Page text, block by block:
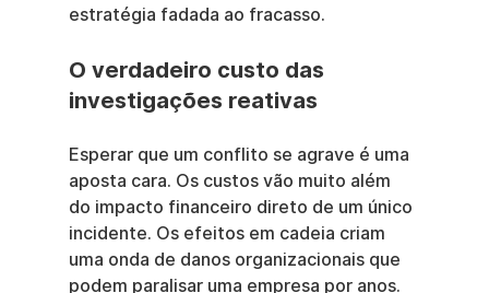
estratégia fadada ao fracasso.
O verdadeiro custo das
investigações reativas
Esperar que um conflito se agrave é uma
aposta cara. Os custos vão muito além
do impacto financeiro direto de um único
incidente. Os efeitos em cadeia criam
uma onda de danos organizacionais que
podem paralisar uma empresa por anos.